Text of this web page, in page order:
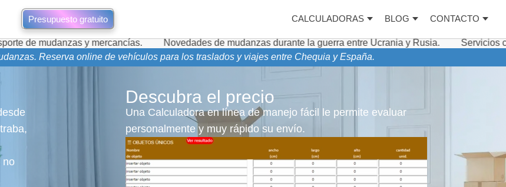
Presupuesto gratuito CALCULADORAS BLOG CONTACTO
y mercancías. Novedades de mudanzas durante la guerra entre Ucrania y Rusia.
Servicios
Reserva online de vehículos para los traslados y viajes entre Chequia y España.
no
Descubra el precio
Una Calculadora en línea de manejo fácil le permite evaluar
personalmente y muy rápido su envío.